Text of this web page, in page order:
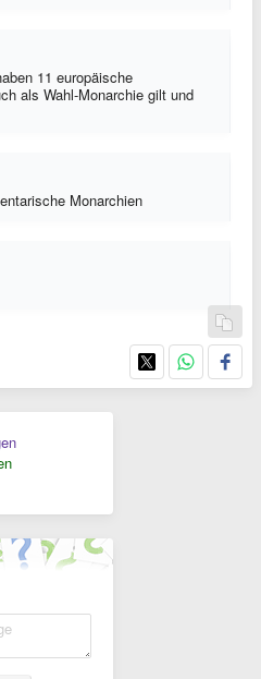
11 europäische
als Wahl-Monarchie gilt und
Monarchien